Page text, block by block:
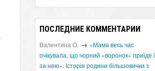
ПОСЛЕДНИЕ КОММЕНТАРИИ
Валентина О. → «Мама весь час
очікувала, що чорний «воронок» приїде і
за нею». Історія родини більшовички з